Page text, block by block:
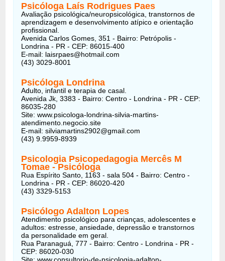
Psicóloga Laís Rodrigues Paes
Avaliação psicológica/neuropsicológica, transtornos de
aprendizagem e desenvolvimento atípico e orientação
profissional.
Avenida Carlos Gomes, 351 - Bairro: Petrópolis -
Londrina - PR - CEP: 86015-400
E-mail: laisrpaes@hotmail.com
(43) 3029-8001
Psicóloga Londrina
Adulto, infantil e terapia de casal.
Avenida Jk, 3383 - Bairro: Centro - Londrina - PR - CEP:
86035-280
Site: www.psicologa-londrina-silvia-martins-
atendimento.negocio.site
E-mail: silviamartins2902@gmail.com
(43) 9.9959-8939
Psicologia Psicopedagogia Mercês M
Tomae - Psicóloga
Rua Espírito Santo, 1163 - sala 504 - Bairro: Centro -
Londrina - PR - CEP: 86020-420
(43) 3329-5153
Psicólogo Adalton Lopes
Atendimento psicológico para crianças, adolescentes e
adultos: estresse, ansiedade, depressão e transtornos
da personalidade em geral.
Rua Paranaguá, 777 - Bairro: Centro - Londrina - PR -
CEP: 86020-030
Site: www.consultorio-de-psicologia-adalton-